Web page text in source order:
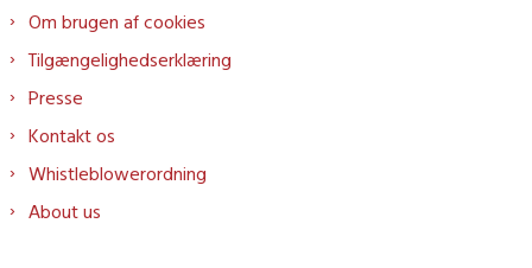
Om brugen af cookies
Tilgængelighedserklæring
Presse
Kontakt os
Whistleblowerordning
About us